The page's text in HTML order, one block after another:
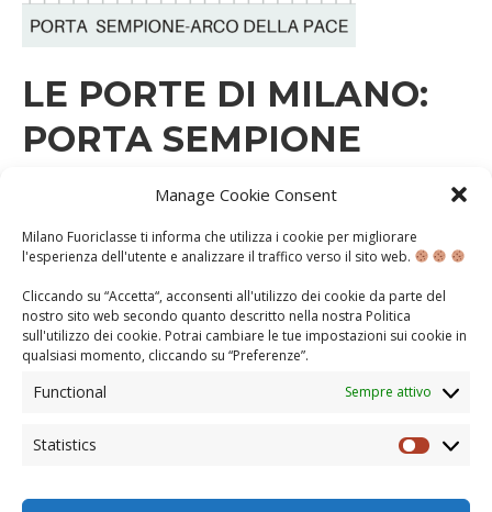
Manage Cookie Consent
Milano Fuoriclasse ti informa che utilizza i cookie per migliorare
l'esperienza dell'utente e analizzare il traffico verso il sito web.
Cliccando su “Accetta“, acconsenti all'utilizzo dei cookie da parte del
nostro sito web secondo quanto descritto nella nostra Politica
sull'utilizzo dei cookie. Potrai cambiare le tue impostazioni sui cookie in
qualsiasi momento, cliccando su “Preferenze”.
Functional Sempre attivo
Statistics
LE PORTE DI MILANO:
PORTA SEMPIONE
LUNEDÌ 31 GENNAIO 2022
A.S. 2021-2022 CONOSCENZA DIETRO LE QUINTE
scorso vi abbiamo parlato della Porta Ticinese, o
meglio delle Porte Ticinesi: quella medievale e quella
più recente. Quest’ultima era stata progettata da Luigi
Cagnola, figura molto importante per la città di Milano,
a cui dobbiamo associare anche una seconda porta:
Porta Sempione, meglio conosciuta come …
CONTINUA...